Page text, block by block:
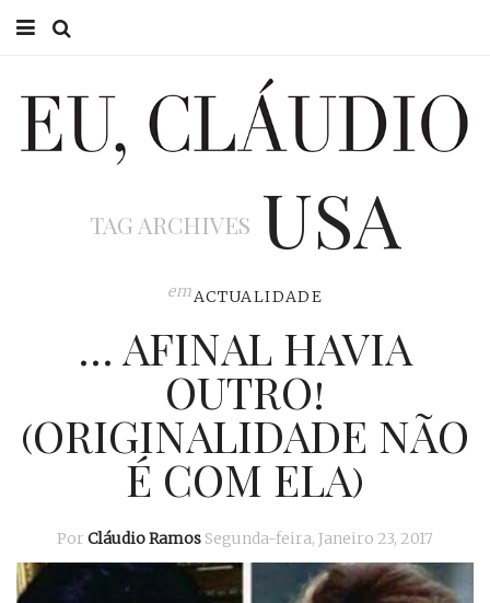
EU CLÁUDIO
EU NA TV
ACTUALIDADE
TAG ARCHIVES USA
emACTUALIDADE
… AFINAL HAVIA
OUTRO!
(ORIGINALIDADE NÃO
É COM ELA)
Por Cláudio Ramos Segunda-feira, Janeiro 23, 2017